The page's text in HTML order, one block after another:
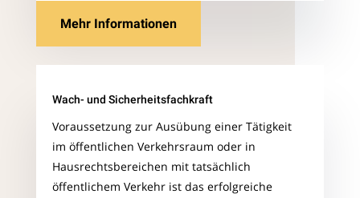
Mehr Informationen
Wach- und Sicherheitsfachkraft
Voraussetzung zur Ausübung einer Tätigkeit
im öffentlichen Verkehrsraum oder in
Hausrechtsbereichen mit tatsächlich
öffentlichem Verkehr ist das erfolgreiche